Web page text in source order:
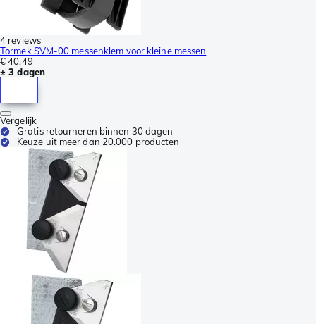
4 reviews
Tormek SVM-00 messenklem voor kleine messen
€ 40,49
± 3 dagen
Vergelijk
Gratis retourneren binnen 30 dagen
Keuze uit meer dan 20.000 producten